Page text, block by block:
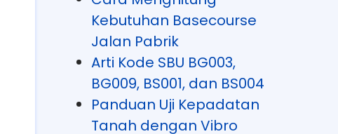
Kebutuhan Basecourse
Jalan Pabrik
Arti Kode SBU BG003,
BG009, BS001, dan BS004
Panduan Uji Kepadatan
Tanah dengan Vibro